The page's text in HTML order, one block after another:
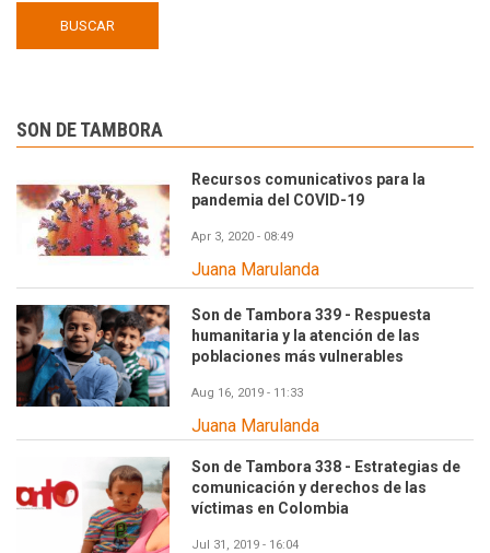
SON DE TAMBORA
Recursos comunicativos para la
pandemia del COVID-19
Apr 3, 2020 - 08:49
Juana Marulanda
Son de Tambora 339 - Respuesta
humanitaria y la atención de las
poblaciones más vulnerables
Aug 16, 2019 - 11:33
Juana Marulanda
Son de Tambora 338 - Estrategias de
comunicación y derechos de las
víctimas en Colombia
Jul 31, 2019 - 16:04